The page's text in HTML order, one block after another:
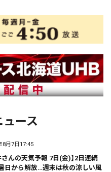
ュース
8月7日17:45
さんの天気予報 7日(金)】2日連続
日から解放…週末は秋の涼しい風